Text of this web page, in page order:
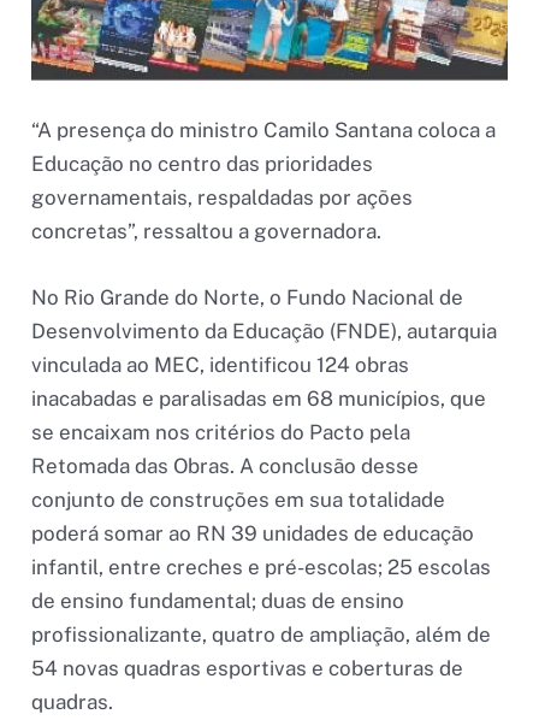
“A presença do ministro Camilo Santana coloca a
Educação no centro das prioridades
governamentais, respaldadas por ações
concretas”, ressaltou a governadora.
No Rio Grande do Norte, o Fundo Nacional de
Desenvolvimento da Educação (FNDE), autarquia
vinculada ao MEC, identificou 124 obras
inacabadas e paralisadas em 68 municípios, que
se encaixam nos critérios do Pacto pela
Retomada das Obras. A conclusão desse
conjunto de construções em sua totalidade
poderá somar ao RN 39 unidades de educação
infantil, entre creches e pré-escolas; 25 escolas
de ensino fundamental; duas de ensino
profissionalizante, quatro de ampliação, além de
54 novas quadras esportivas e coberturas de
quadras.